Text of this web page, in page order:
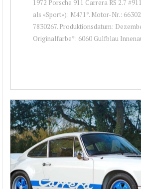
1972 Porsche 911 Carrera RS 2.7
als «Sport»): M471*. Motor-Nr.:
7830267. Produktionsdatum:
Originalfarbe*: 6060 Gulfblau